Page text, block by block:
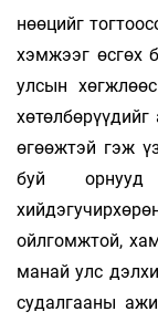
нөөцийг
хэмжээг өсгөх
улсын
өгөөжтэй гэж
буй орнууд
ойлгомжтой,
манай улс
судалгааны